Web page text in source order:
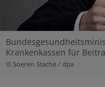
Krankenkassen für
© Soeren Stache / dpa